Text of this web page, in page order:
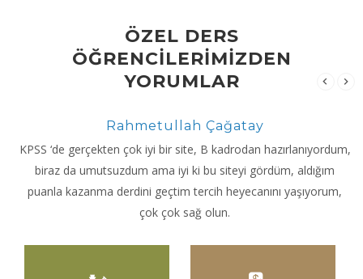
ÖZEL DERS
ÖĞRENCİLERİMİZDEN
YORUMLAR
Rahmetullah Çağatay
KPSS ‘de gerçekten çok iyi bir site, B kadrodan hazırlanıyordum,
biraz da umutsuzdum ama iyi ki bu siteyi gördüm, aldığım
puanla kazanma derdini geçtim tercih heyecanını yaşıyorum,
çok çok sağ olun.